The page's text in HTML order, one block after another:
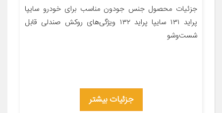
جزئیات محصول جنس جودون مناسب برای خودرو سایپا
پراید ۱۳۱ سایپا پراید ۱۳۲ ویژگی‌های روکش صندلی قابل
شست‌وشو
جزئیات بیشتر